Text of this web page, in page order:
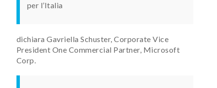
per l’Italia
dichiara Gavriella Schuster, Corporate Vice
President One Commercial Partner, Microsoft
Corp.